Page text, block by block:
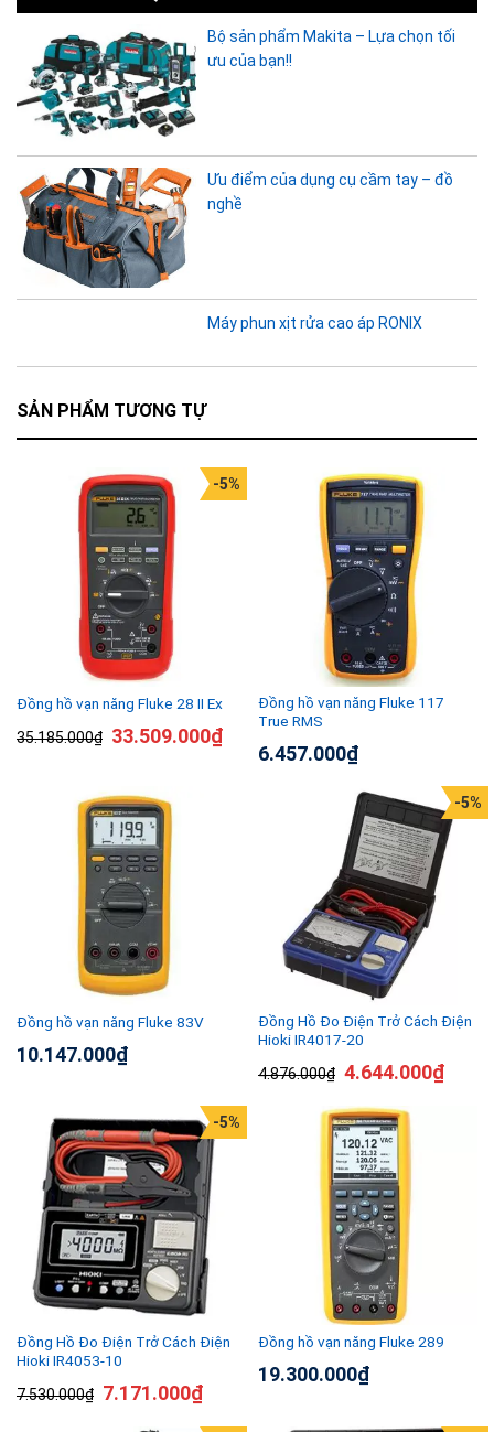
Bộ sản phẩm Makita – Lựa chọn tối
ưu của bạn!!
Ưu điểm của dụng cụ cầm tay – đồ
nghề
Máy phun xịt rửa cao áp RONIX
SẢN PHẨM TƯƠNG TỰ
Đồng hồ vạn năng Fluke 28 II Ex
35.185.000₫
-5%
33.509.000₫
Đồng hồ vạn năng Fluke 117
True RMS
6.457.000₫
Đồng hồ vạn năng Fluke 83V
10.147.000₫
Đồng Hồ Đo Điện Trở Cách Điện
Hioki IR4017-20
4.876.000₫
-5%
4.644.000₫
Đồng Hồ Đo Điện Trở Cách Điện
Hioki IR4053-10
7.530.000₫
-5%
7.171.000₫
Đồng hồ vạn năng Fluke 289
19.300.000₫